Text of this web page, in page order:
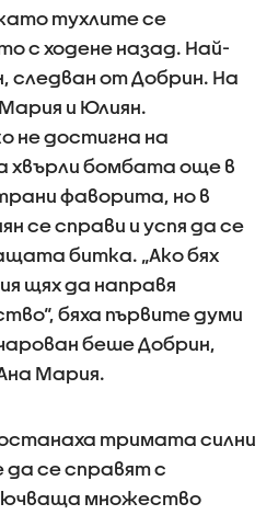
тухлите се
с ходене назад. Най-
следван от Добрин. На
и Юлиян.
не достигна на
хвърли бомбата още в
фаворита, но в
се справи и успя да се
битка. „Ако бях
щях да направя
бяха първите думи
беше Добрин,
Мария.
тримата силни
се справят с
множество